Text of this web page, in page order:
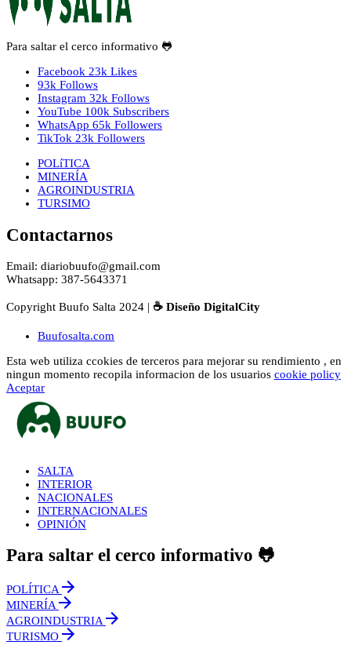
Para saltar el cerco informativo 🐸
Facebook 23k Likes
93k Follows
Instagram 32k Follows
YouTube 100k Subscribers
WhatsApp 65k Followers
TikTok 23k Followers
POLíTICA
MINERÍA
AGROINDUSTRIA
TURSIMO
Contactarnos
Email: diariobuufo@gmail.com
Whatsapp: 387-5643371
Copyright Buufo Salta 2024 | ☕ Diseño DigitalCity
Buufosalta.com
Esta web utiliza ccokies de terceros para mejorar su rendimiento , en
ningun momento recopila informacion de los usuarios cookie policy
Aceptar
SALTA
INTERIOR
NACIONALES
INTERNACIONALES
OPINIÓN
Para saltar el cerco informativo 🐸
POLÍTICA
MINERÍA
AGROINDUSTRIA
TURISMO